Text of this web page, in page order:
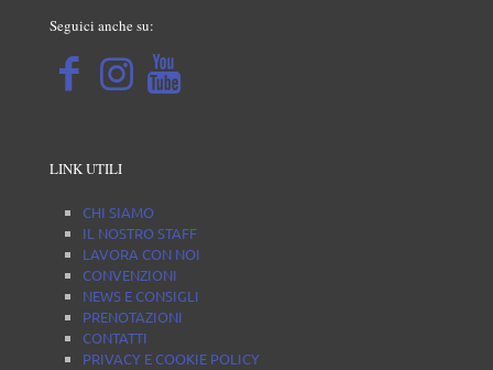
Seguici anche su:
LINK UTILI
CHI SIAMO
IL NOSTRO STAFF
LAVORA CON NOI
CONVENZIONI
NEWS E CONSIGLI
PRENOTAZIONI
CONTATTI
PRIVACY E COOKIE POLICY